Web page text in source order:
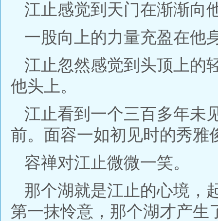
江止感觉到天门在渐渐向
一股向上的力量充盈在他
江止忽然感觉到头顶上的
他头上。
江止看到一个三百多年未
前。面容一如初见时的秀雅
容禅对江止微微一笑。
那个湖就是江止的心境，
第一抹怜意，那个湖才产生